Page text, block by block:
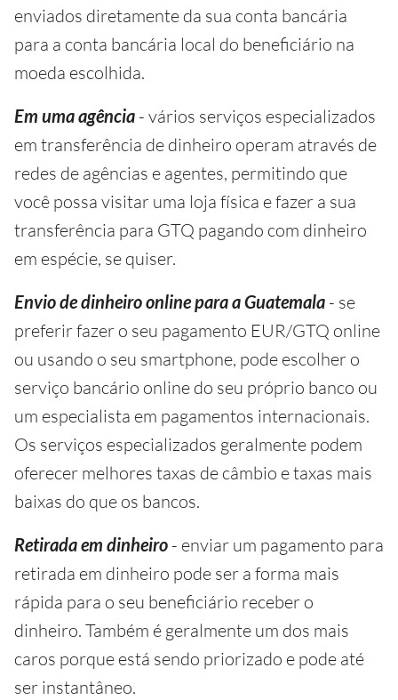
enviados diretamente da sua conta bancária
para a conta bancária local do beneficiário na
moeda escolhida.
Em uma agência - vários serviços especializados
em transferência de dinheiro operam através de
redes de agências e agentes, permitindo que
você possa visitar uma loja física e fazer a sua
transferência para GTQ pagando com dinheiro
em espécie, se quiser.
Envio de dinheiro online para a Guatemala - se
preferir fazer o seu pagamento EUR/GTQ online
ou usando o seu smartphone, pode escolher o
serviço bancário online do seu próprio banco ou
um especialista em pagamentos internacionais.
Os serviços especializados geralmente podem
oferecer melhores taxas de câmbio e taxas mais
baixas do que os bancos.
Retirada em dinheiro - enviar um pagamento para
retirada em dinheiro pode ser a forma mais
rápida para o seu beneficiário receber o
dinheiro. Também é geralmente um dos mais
caros porque está sendo priorizado e pode até
ser instantâneo.